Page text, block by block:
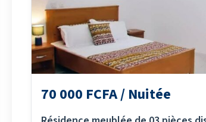
70 000 FCFA / Nuitée